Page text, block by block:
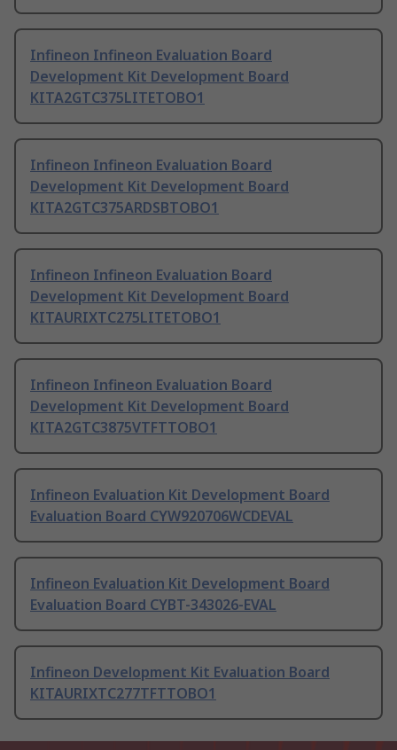
Infineon Infineon Evaluation Board
Development Kit Development Board
KITA2GTC375LITETOBO1
Infineon Infineon Evaluation Board
Development Kit Development Board
KITA2GTC375ARDSBTOBO1
Infineon Infineon Evaluation Board
Development Kit Development Board
KITAURIXTC275LITETOBO1
Infineon Infineon Evaluation Board
Development Kit Development Board
KITA2GTC3875VTFTTOBO1
Infineon Evaluation Kit Development Board
Evaluation Board CYW920706WCDEVAL
Infineon Evaluation Kit Development Board
Evaluation Board CYBT-343026-EVAL
Infineon Development Kit Evaluation Board
KITAURIXTC277TFTTOBO1